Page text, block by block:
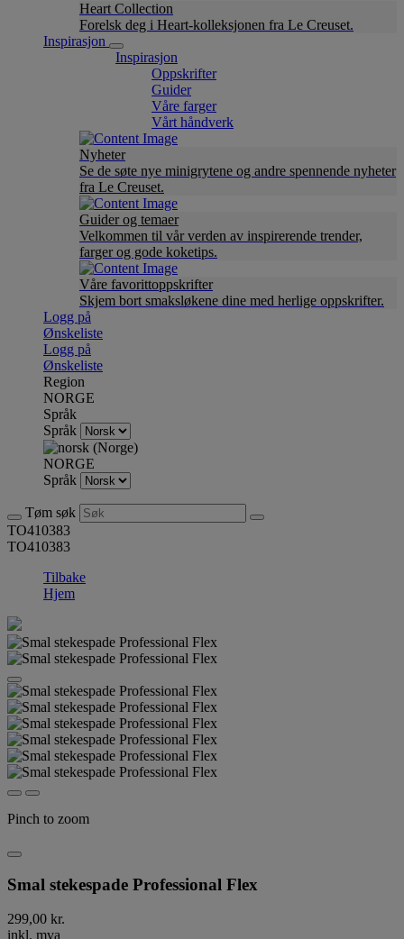
Heart Collection
Forelsk deg i Heart-kolleksjonen fra Le Creuset.
Inspirasjon
Inspirasjon
Oppskrifter
Guider
Våre farger
Vårt håndverk
Nyheter
Se de søte nye minigrytene og andre spennende nyheter
fra Le Creuset.
Guider og temaer
Velkommen til vår verden av inspirerende trender,
farger og gode koketips.
Våre favorittoppskrifter
Skjem bort smaksløkene dine med herlige oppskrifter.
Logg på
Ønskeliste
Logg på
Ønskeliste
Region
NORGE
Språk
Språk
NORGE
Språk
Tøm søk
TO410383
TO410383
Tilbake
Hjem
Pinch to zoom
Smal stekespade Professional Flex
299,00 kr.
inkl. mva